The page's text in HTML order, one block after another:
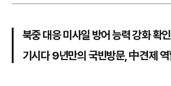
북중 대응 미사일 방어 능력 강화 확인
기시다 9년만의 국빈방문, 中견제